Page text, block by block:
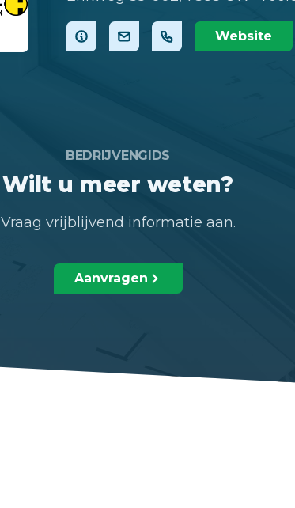
Website
BEDRIJVENGIDS
Wilt u meer weten?
Vraag vrijblijvend informatie aan.
Aanvragen